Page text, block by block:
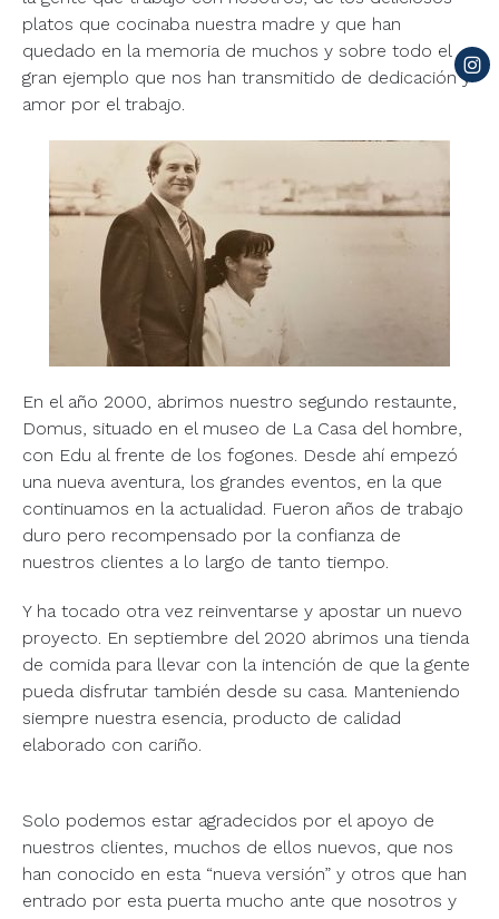
platos que cocinaba nuestra madre y que han
quedado en la memoria de muchos y sobre todo el
gran ejemplo que nos han transmitido de dedicación y
amor por el trabajo.
En el año 2000, abrimos nuestro segundo restaunte,
Domus, situado en el museo de La Casa del hombre,
con Edu al frente de los fogones. Desde ahí empezó
una nueva aventura, los grandes eventos, en la que
continuamos en la actualidad. Fueron años de trabajo
duro pero recompensado por la confianza de
nuestros clientes a lo largo de tanto tiempo.
Y ha tocado otra vez reinventarse y apostar un nuevo
proyecto. En septiembre del 2020 abrimos una tienda
de comida para llevar con la intención de que la gente
pueda disfrutar también desde su casa. Manteniendo
siempre nuestra esencia, producto de calidad
elaborado con cariño.
Solo podemos estar agradecidos por el apoyo de
nuestros clientes, muchos de ellos nuevos, que nos
han conocido en esta “nueva versión” y otros que han
entrado por esta puerta mucho ante que nosotros y